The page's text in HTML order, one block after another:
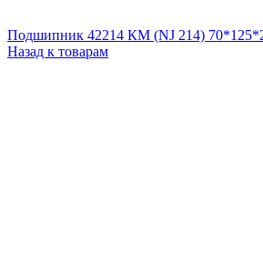
Подшипник 42214 КМ (NJ 214)
Назад к товарам